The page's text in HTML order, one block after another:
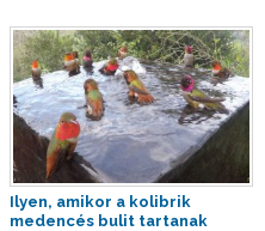
Ilyen, amikor a kolibrik
medencés bulit tartanak